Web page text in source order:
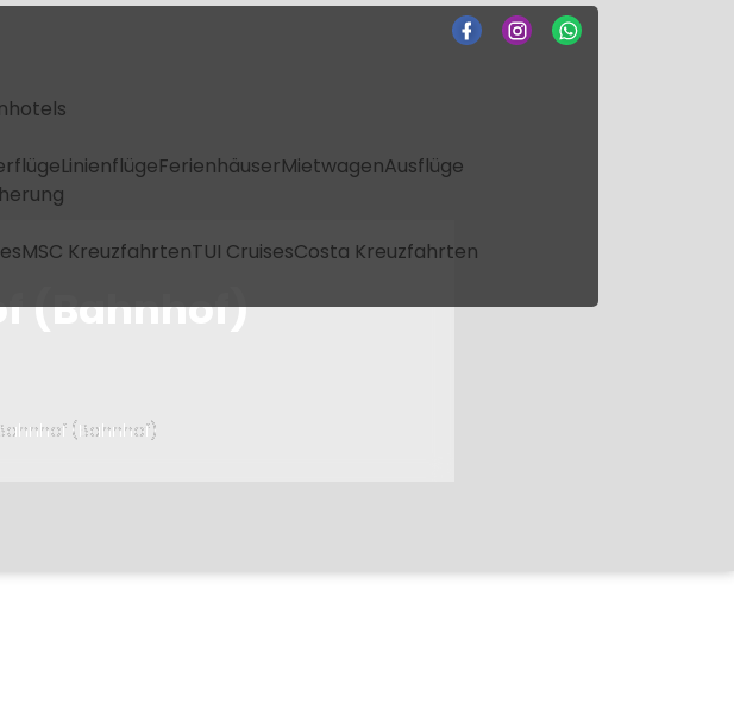
LinienflügeFerienhäuserMietwagenAusflüge
MSC KreuzfahrtenTUI CruisesCosta Kreuzfahrten
(Bahnhof)
(Bahnhof)